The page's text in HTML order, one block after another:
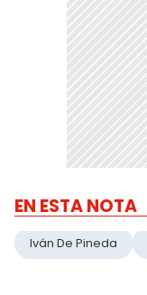
EN ESTA NOTA
Iván De Pineda